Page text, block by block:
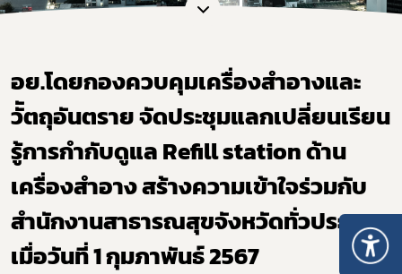
อย.โดยกองควบคุมเครื่องสำอางและ
วััตถุอันตราย จัดประชุมแลกเปลี่ยนเรียน
รู้การกำกับดูแล Refill station ด้าน
เครื่องสำอาง สร้างความเข้าใจร่วมกับ
สำนักงานสาธารณสุขจังหวัดทั่วประเทศ
เมื่อวันที่ 1 กุมภาพันธ์ 2567